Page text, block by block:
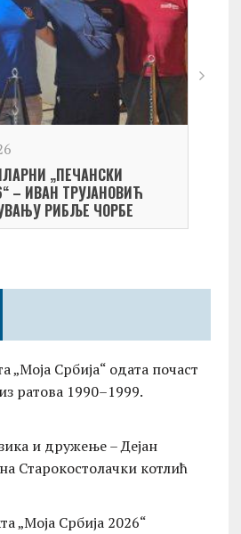
„ПЕЧАНСКИ
– ИВАН ТРУЈАНОВИЋ
РИБЉЕ ЧОРБЕ
„Моја Србија“ одата почаст
ратова 1990–1999.
и дружење – Дејан
Старокостолачки котлић
„Моја Србија 2026“